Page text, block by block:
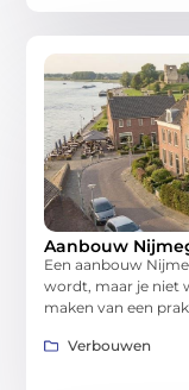
Aanbouw
Een aanbouw
wordt, maar je niet
maken van een
Verbouwen